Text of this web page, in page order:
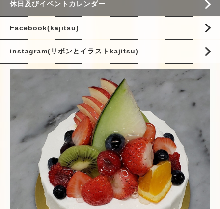
休日及びイベントカレンダー
Facebook(kajitsu)
instagram(リボンとイラストkajitsu)